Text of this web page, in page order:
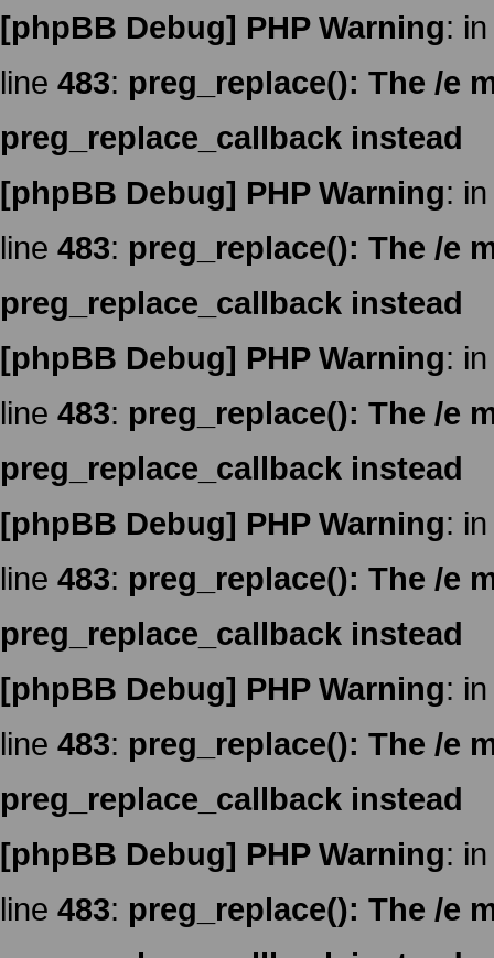
[phpBB Debug] PHP Warning:
line 483: preg_replace(): The /e
preg_replace_callback instead
[phpBB Debug] PHP Warning:
line 483: preg_replace(): The /e
preg_replace_callback instead
[phpBB Debug] PHP Warning:
line 483: preg_replace(): The /e
preg_replace_callback instead
[phpBB Debug] PHP Warning:
line 483: preg_replace(): The /e
preg_replace_callback instead
[phpBB Debug] PHP Warning:
line 483: preg_replace(): The /e
preg_replace_callback instead
[phpBB Debug] PHP Warning:
line 483: preg_replace(): The /e